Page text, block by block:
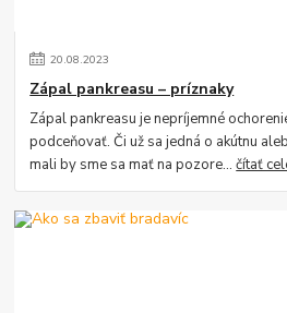
20.08.2023
Zápal pankreasu – príznaky
Zápal pankreasu je nepríjemné
podceňovať. Či už sa jedná o akútnu
mali by sme sa mať na pozore...čítať